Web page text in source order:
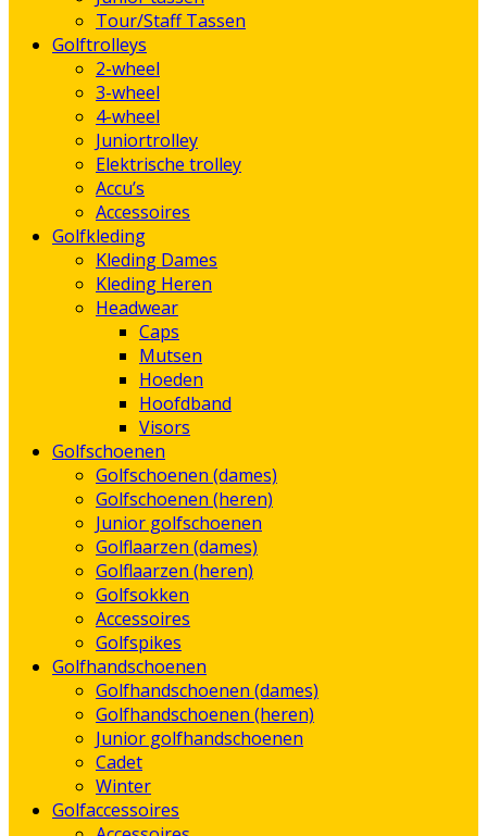
Tour/Staff Tassen
Golftrolleys
2-wheel
3-wheel
4-wheel
Juniortrolley
Elektrische trolley
Accu’s
Accessoires
Golfkleding
Kleding Dames
Kleding Heren
Headwear
Caps
Mutsen
Hoeden
Hoofdband
Visors
Golfschoenen
Golfschoenen (dames)
Golfschoenen (heren)
Junior golfschoenen
Golflaarzen (dames)
Golflaarzen (heren)
Golfsokken
Accessoires
Golfspikes
Golfhandschoenen
Golfhandschoenen (dames)
Golfhandschoenen (heren)
Junior golfhandschoenen
Cadet
Winter
Golfaccessoires